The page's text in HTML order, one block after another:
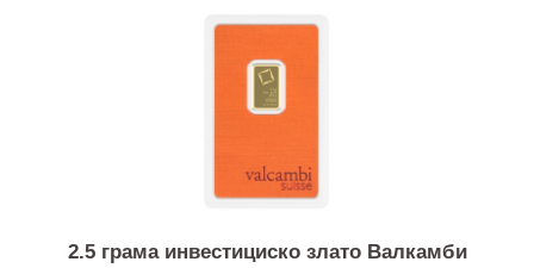
Слични продукти